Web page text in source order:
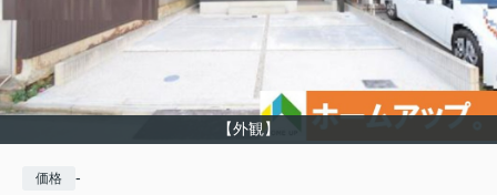
【外観】
価格 -